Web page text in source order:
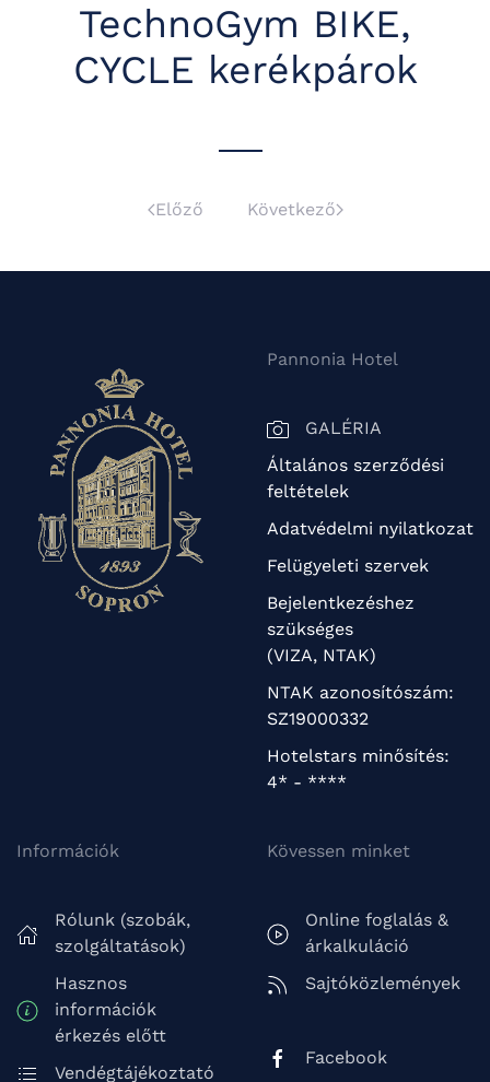
TechnoGym BIKE,
CYCLE kerékpárok
Előző Következő
Pannonia Hotel
GALÉRIA
Általános szerződési
feltételek
Adatvédelmi nyilatkozat
Felügyeleti szervek
Bejelentkezéshez
szükséges
(VIZA, NTAK)
NTAK azonosítószám:
SZ19000332
Hotelstars minősítés:
4* - ****
Információk
Rólunk (szobák,
szolgáltatások)
Hasznos
információk
érkezés előtt
Vendégtájékoztató
Kövessen minket
Online foglalás &
árkalkuláció
Sajtóközlemények
Facebook